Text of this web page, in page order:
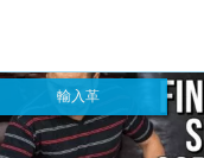
輸入革